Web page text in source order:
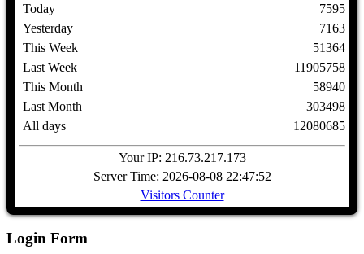
Today
Yesterday
This Week
Last Week
This Month
Last Month
All days
7595
7163
51364
11905758
58940
303498
12080685
Your IP: 216.73.217.173
Server Time: 2026-08-08 22:47:52
Visitors Counter
Login Form